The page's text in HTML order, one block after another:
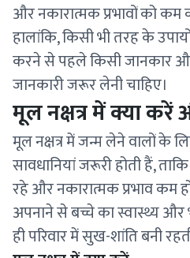
और नकारात्मक प्रभावों को
हालांकि, किसी भी तरह के
करने से पहले किसी जानकार
जानकारी जरूर लेनी चाहिए।
मूल नक्षत्र में क्या करें
मूल नक्षत्र में जन्म लेने वालों के
सावधानियां जरूरी होती हैं,
रहे और नकारात्मक प्रभाव कम
अपनाने से बच्चे का स्वास्थ्य और
ही परिवार में सुख-शांति बनी